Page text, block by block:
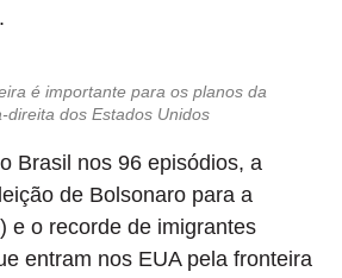
é importante para os planos da
direita dos Estados Unidos
Brasil nos 96 episódios, a
de Bolsonaro para a
e o recorde de imigrantes
entram nos EUA pela fronteira